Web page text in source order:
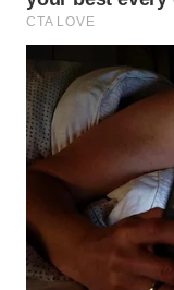
CO ID
WAHANANEWS
NET
WAHANA
SPORT
WAHANA